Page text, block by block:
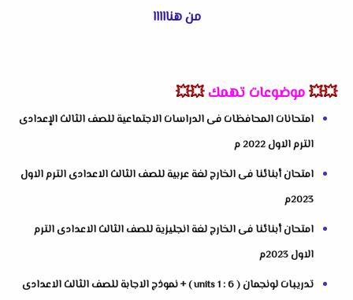
من هنااااا
💥💥موضوعات تهمك 💥💥
امتحانات المحافظات فى الدراسات الاجتماعية للصف الثالث الإعدادى
الترم الاول 2022 م
امتحان أبنائنا فى الخارج لغة عربية للصف الثالث الاعدادى الترم الاول
2023م
امتحان أبنائنا فى الخارج لغة انجليزية للصف الثالث الاعدادى الترم
الاول 2023م
تدريبات لونجمان ( units 1 : 6 ) + نموذج الاجابة للصف الثالث الاعدادى